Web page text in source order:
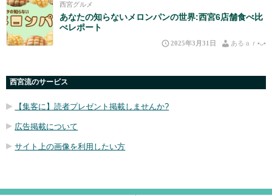
西宮グルメ
あなたの知らないメロンパンの世界:西宮6店舗食べ比
べレポート
2025年3月31日 あるａｒ•⁠ᴗ⁠•⁠
西宮流のサービス
【集客に】読者プレゼント掲載しませんか?
広告掲載について
サイト上の画像を利用したい方